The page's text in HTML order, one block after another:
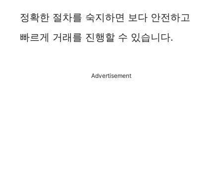
정확한 절차를 숙지하면 보다 안전하고
빠르게 거래를 진행할 수 있습니다.
Advertisement